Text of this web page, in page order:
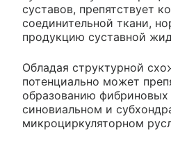
суставов, препятствует
соединительной ткани,
продукцию суставной
Обладая структурной
потенциально может
образованию
синовиальном и
микроциркуляторном